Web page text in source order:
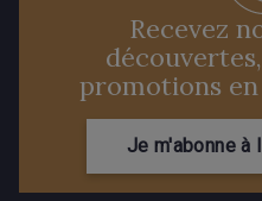
Recevez
promotions
Je m'abonne à